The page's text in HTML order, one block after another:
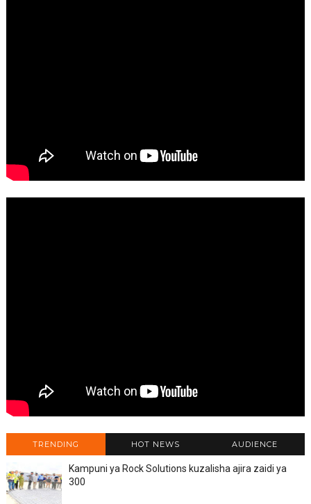
TRENDING HOT NEWS AUDIENCE
Kampuni ya Rock Solutions kuzalisha ajira zaidi ya
300